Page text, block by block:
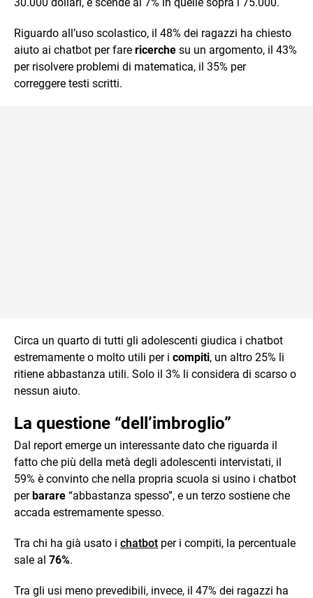
Riguardo all’uso scolastico, il 48% dei ragazzi ha chiesto
aiuto ai chatbot per fare ricerche su un argomento, il 43%
per risolvere problemi di matematica, il 35% per
correggere testi scritti.
Circa un quarto di tutti gli adolescenti giudica i chatbot
estremamente o molto utili per i compiti, un altro 25% li
ritiene abbastanza utili. Solo il 3% li considera di scarso o
nessun aiuto.
La questione “dell’imbroglio”
Dal report emerge un interessante dato che riguarda il
fatto che più della metà degli adolescenti intervistati, il
59% è convinto che nella propria scuola si usino i chatbot
perbarare “abbastanza spesso”, e un terzo sostiene che
accada estremamente spesso.
Tra chi ha già usato i chatbot per i compiti, la percentuale
sale al 76%.
Tra gli usi meno prevedibili, invece, il 47% dei ragazzi ha